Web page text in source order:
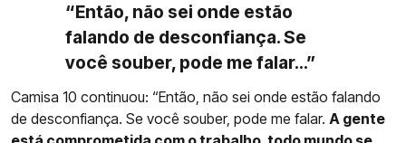
“Então, não sei onde estão
falando de desconfiança. Se
você souber, pode me falar...”
Camisa 10 continuou: “Então, não sei onde estão falando
de desconfiança. Se você souber, pode me falar. A gente